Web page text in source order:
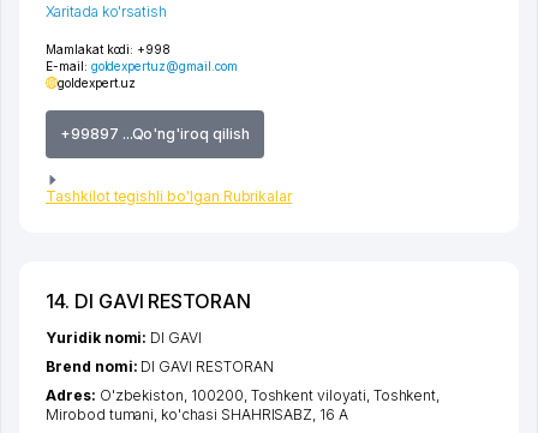
Mamlakat kodi: +998
E-mail: goldexpertuz@gmail.com
goldexpert.uz
+99897 ...Qo'ng'iroq qilish
Tashkilot tegishli bo'lgan Rubrikalar
Xaritada ko'rsatish
14. DI GAVI RESTORAN
Yuridik nomi: DI GAVI
Brend nomi: DI GAVI RESTORAN
Adres: O'zbekiston, 100200, Toshkent viloyati Toshkent
Mirobod tumani ko'chasi SHAHRISABZ , 16 А